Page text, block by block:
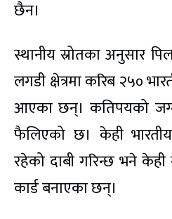
छैन।
स्थानीय स्रोतका अनुसार
लगडी क्षेत्रमा करिब २५०
आएका छन्। कतिपयको
फैलिएको छ। केही
रहेको दाबी गरिन्छ भने
कार्ड बनाएका छन्।